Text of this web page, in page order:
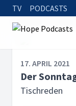
TV PODCASTS
Startseite
17. APRIL 2021
Der
Tischreden